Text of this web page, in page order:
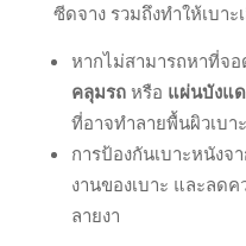
ซีดจาง รวมถึงทำให้เบา
หากไม่สามารถหาที่จ
คลุมรถหรือ แผ่นบังแ
ที่อาจทำลายพื้นผิวเบา
การป้องกันเบาะหนังจ
งานของเบาะ และลดค
ลายงา